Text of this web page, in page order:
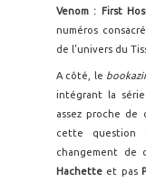
Venom : First
numéros
de l'univers du
A côté, le
intégrant la série
assez proche
cette question
changement de
Hachette et pas